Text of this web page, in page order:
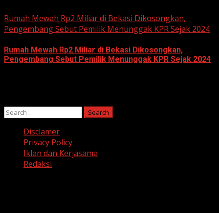
Rumah Mewah Rp2 Miliar di Bekasi Dikosongkan,
Pengembang Sebut Pemilik Menunggak KPR Sejak 2024
Rumah Mewah Rp2 Miliar di Bekasi Dikosongkan,
Pengembang Sebut Pemilik Menunggak KPR Sejak 2024
Search
Disclamer
Privacy Policy
Iklan dan Kerjasama
Redaksi